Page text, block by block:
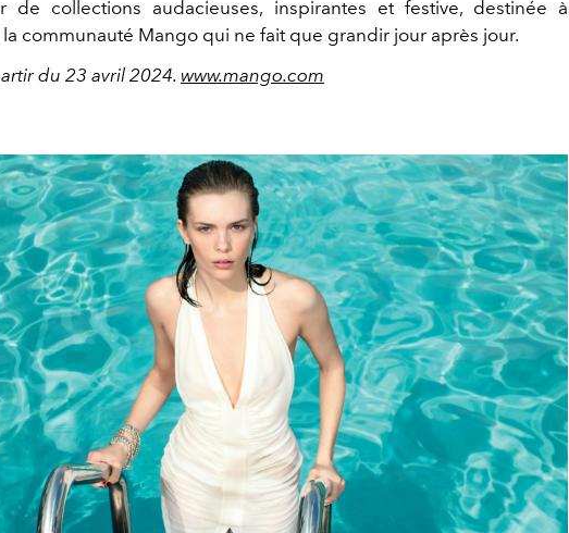
de collections audacieuses, inspirantes et festive, destinée à
communauté Mango qui ne fait que grandir jour après jour.
du 23 avril 2024. www.mango.com